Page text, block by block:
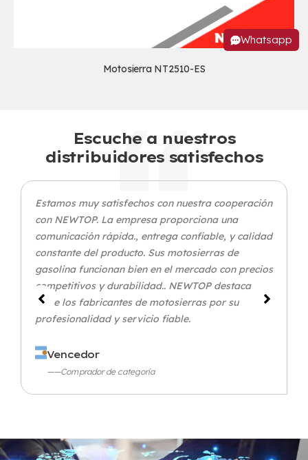
Motosierra NT2510-ES
Escuche a nuestros
distribuidores satisfechos
Estamos muy satisfechos con nuestra cooperación
con NEWTOP. La empresa proporciona una
comunicación rápida., entrega confiable, y calidad
constante del producto. Sus motosierras de
gasolina funcionan bien en el mercado con precios
competitivos y durabilidad.. NEWTOP destaca
entre los fabricantes de motosierras por su
profesionalidad y servicio fiable.
Vencedor
——Comprador de categoría
Whatsapp